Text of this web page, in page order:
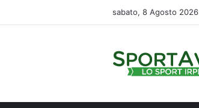
sabato, 8 Agosto 2026